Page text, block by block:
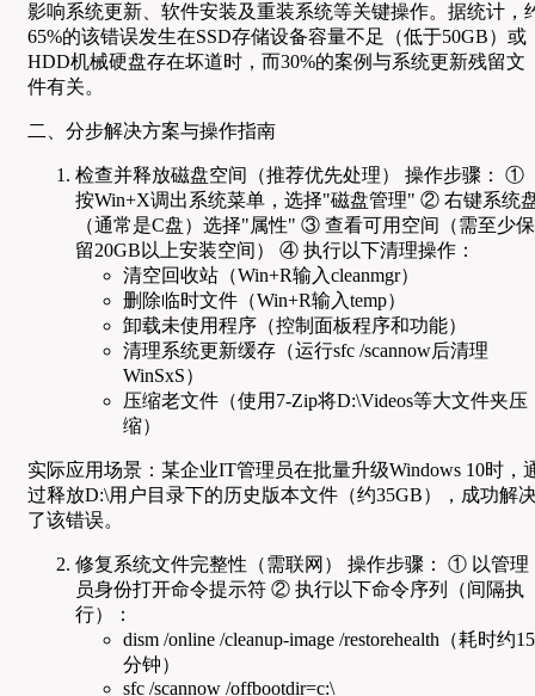
影响系统更新、软件安装及重装系统等关键操作。据统计，
65%的该错误发生在SSD存储设备容量不足（低于50GB）或
HDD机械硬盘存在坏道时，而30%的案例与系统更新残留文
件有关。
二、分步解决方案与操作指南
检查并释放磁盘空间（推荐优先处理） 操作步骤： ①
按Win+X调出系统菜单，选择"磁盘管理" ② 右键系统
（通常是C盘）选择"属性" ③ 查看可用空间（需至少保
留20GB以上安装空间） ④ 执行以下清理操作：
清空回收站（Win+R输入cleanmgr）
删除临时文件（Win+R输入temp）
卸载未使用程序（控制面板程序和功能）
清理系统更新缓存（运行sfc /scannow后清理
WinSxS）
压缩老文件（使用7-Zip将D:\Videos等大文件夹压
缩）
实际应用场景：某企业IT管理员在批量升级Windows 10时，
过释放D:\用户目录下的历史版本文件（约35GB），成功解
了该错误。
修复系统文件完整性（需联网） 操作步骤： ① 以管理
员身份打开命令提示符 ② 执行以下命令序列（间隔执
行）：
dism /online /cleanup-image /restorehealth（耗时约15
分钟）
sfc /scannow /offbootdir=c:\